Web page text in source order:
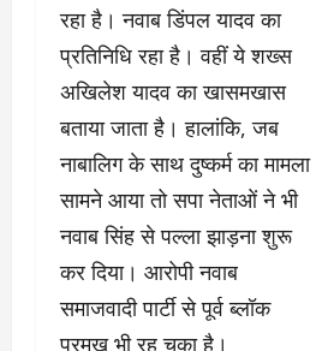
रहा है। नवाब डिंपल यादव का
प्रतिनिधि रहा है। वहीं ये शख्स
अखिलेश यादव का खासमखास
बताया जाता है। हालांकि, जब
नाबालिग के साथ दुष्कर्म का मामला
सामने आया तो सपा नेताओं ने भी
नवाब सिंह से पल्ला झाड़ना शुरू
कर दिया। आरोपी नवाब
समाजवादी पार्टी से पूर्व ब्लॉक
प्रमुख भी रह चुका है।